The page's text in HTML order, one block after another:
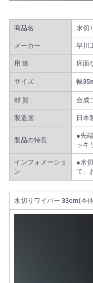
商品名 水切
メーカー 早川
用 途 床面
サイズ 幅
材 質 合成
製造国 日本
製品の特長
●先
ッキ
インフォメーショ
ン
●水
て、
水切りワイパー 33cm(本